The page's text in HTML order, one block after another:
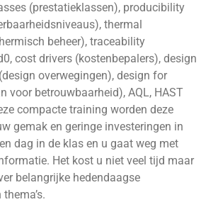
(prestatieklassen), producibility
thermal
beheer), traceability
cost drivers (kostenbepalers), design
overwegingen), design for
voor betrouwbaarheid), AQL, HAST
compacte training worden deze
gemak en geringe investeringen in
dag in de klas en u gaat weg met
Het kost u niet veel tijd maar
belangrijke hedendaagse